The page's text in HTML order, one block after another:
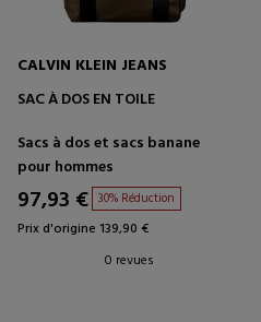
CALVIN KLEIN JEANS
SAC À DOS EN TOILE
Sacs à dos et sacs banane
pour hommes
97,93 € 30% Réduction
Prix d'origine 139,90 €
0 revues